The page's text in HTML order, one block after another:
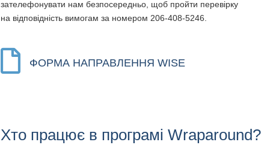
зателефонувати нам безпосередньо, щоб пройти перевірку
на відповідність вимогам за номером 206-408-5246.
 ФОРМА НАПРАВЛЕННЯ WISE
Хто працює в програмі Wraparound?